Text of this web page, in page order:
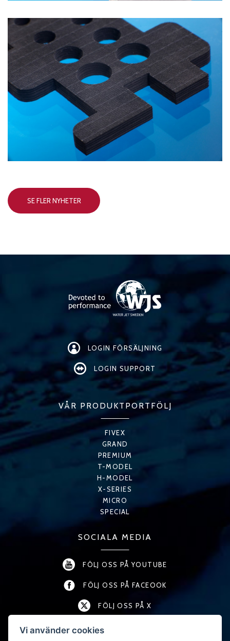
SE FLER NYHETER
LOGIN FÖRSÄLJNING
LOGIN SUPPORT
VÅR PRODUKTPORTFÖLJ
FIVEX
GRAND
PREMIUM
T-MODEL
H-MODEL
X-SERIES
MICRO
SPECIAL
SOCIALA MEDIA
FÖLJ OSS PÅ YOUTUBE
FÖLJ OSS PÅ FACEOOK
FÖLJ OSS PÅ X
FÖLJ OSS PÅ LINKEDIN
Vi använder cookies